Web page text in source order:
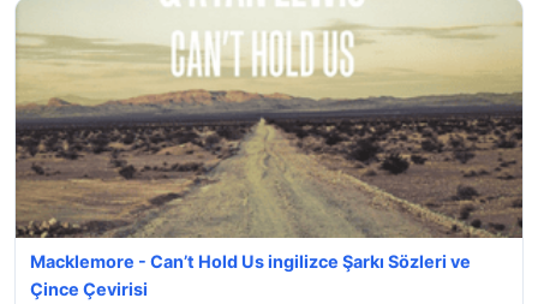
Macklemore - Can’t Hold Us ingilizce Şarkı Sözleri ve
Çince Çevirisi